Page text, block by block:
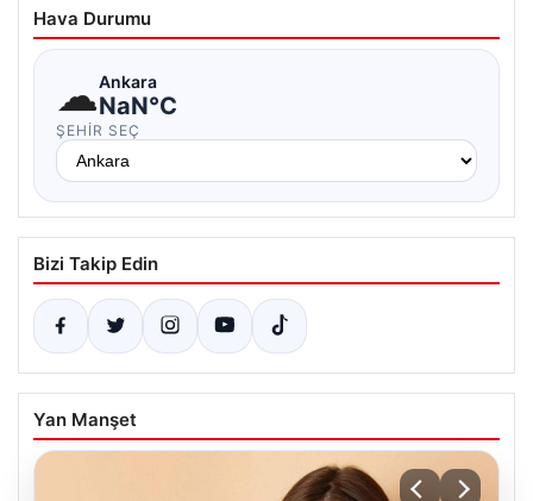
Hava Durumu
☁Ankara
NaN°C
ŞEHIR SEÇ
Bizi Takip Edin
Yan Manşet